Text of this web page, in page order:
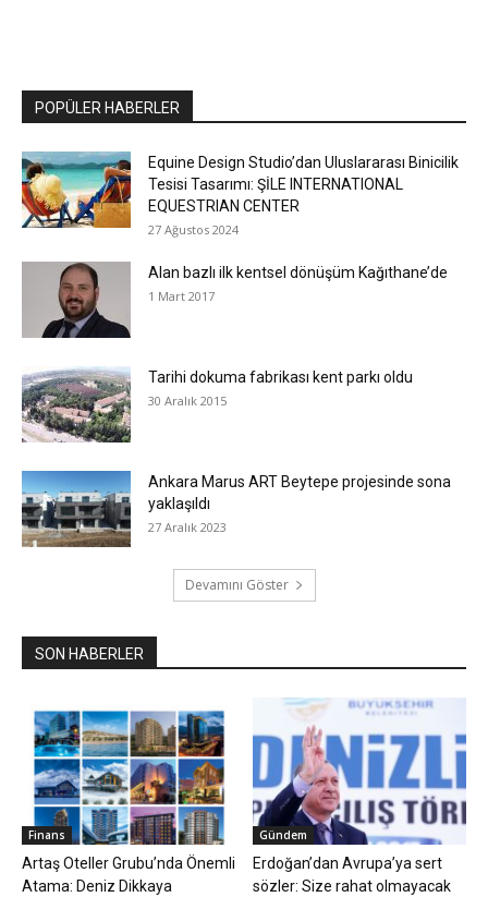
POPÜLER HABERLER
Equine Design Studio’dan Uluslararası Binicilik
Tesisi Tasarımı: ŞİLE INTERNATIONAL
EQUESTRIAN CENTER
27 Ağustos 2024
Alan bazlı ilk kentsel dönüşüm Kağıthane’de
1 Mart 2017
Tarihi dokuma fabrikası kent parkı oldu
30 Aralık 2015
Ankara Marus ART Beytepe projesinde sona
yaklaşıldı
27 Aralık 2023
Devamını Göster
SON HABERLER
Finans
Artaş Oteller Grubu’nda Önemli
Atama: Deniz Dikkaya
Gündem
Erdoğan’dan Avrupa’ya sert
sözler: Size rahat olmayacak